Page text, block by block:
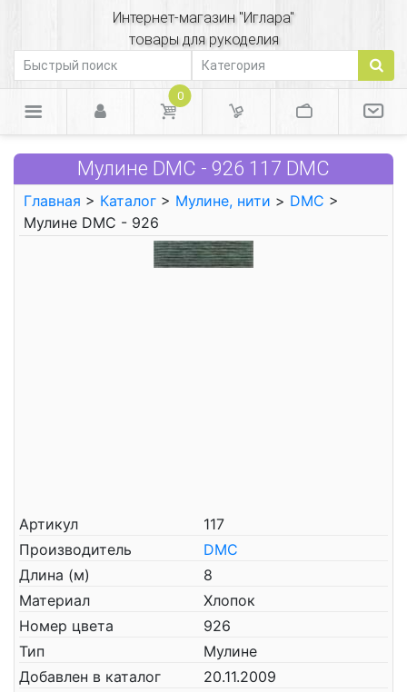
Интернет-магазин "Иглара"
товары для рукоделия
0
Мулине DMC - 926 117 DMC
Главная > Каталог > Мулине, нити > DMC >
Мулине DMC - 926
Артикул
117
Производитель
DMC
Длина (м)
8
Материал
Хлопок
Номер цвета
926
Тип
Мулине
Добавлен в каталог
20.11.2009